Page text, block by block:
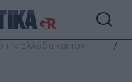
την Ελλάδα και τον